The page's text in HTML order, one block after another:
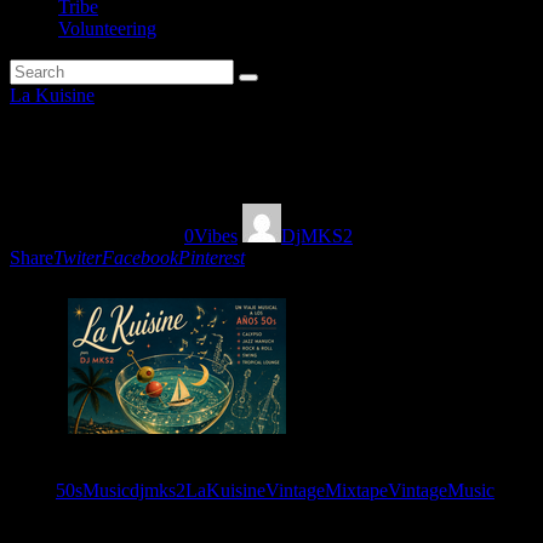
Tribe
Volunteering
La Kuisine
0Vibes
DjMKS2
ShareTwiterFacebookPinterest
50sMusicdjmks2LaKuisineVintageMixtapeVintageMusic